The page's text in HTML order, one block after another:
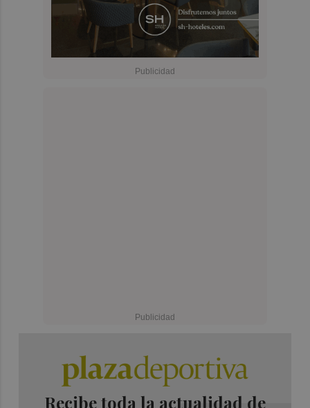
Recibe toda la actualidad de